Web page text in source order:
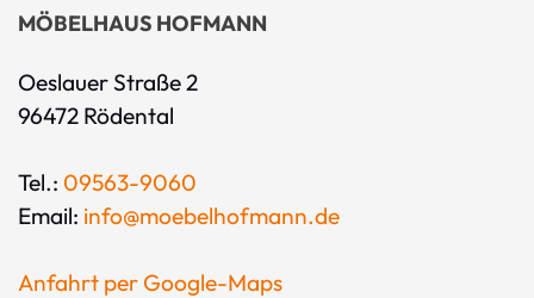
MÖBELHAUS HOFMANN
Oeslauer Straße 2
96472 Rödental
Tel.: 09563-9060
Email: info@moebelhofmann.de
Anfahrt per Google-Maps